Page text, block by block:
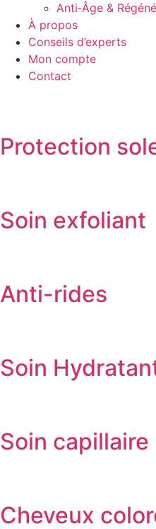
Anti‑Âge &
À propos
Conseils d’experts
Mon compte
Contact
Protection
Soin exfoliant
Anti-rides
Soin
Soin capillaire
Cheveux